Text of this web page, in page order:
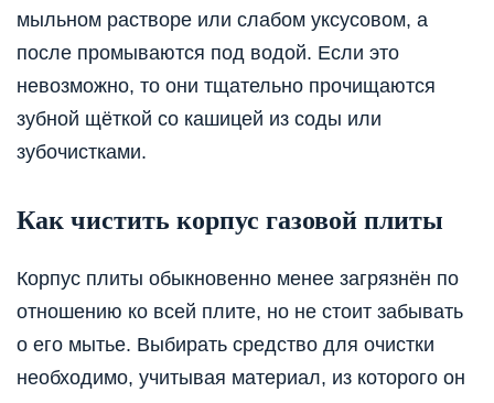
мыльном растворе или слабом уксусовом, а
после промываются под водой. Если это
невозможно, то они тщательно прочищаются
зубной щёткой со кашицей из соды или
зубочистками.
Как чистить корпус газовой плиты
Корпус плиты обыкновенно менее загрязнён по
отношению ко всей плите, но не стоит забывать
о его мытье. Выбирать средство для очистки
необходимо, учитывая материал, из которого он